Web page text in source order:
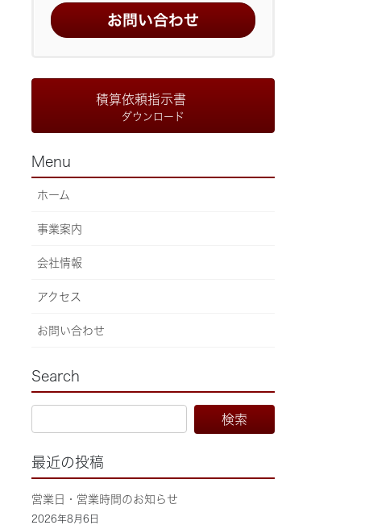
お問い合わせ
積算依頼指示書
ダウンロード
Menu
ホーム
事業案内
会社情報
アクセス
お問い合わせ
Search
最近の投稿
営業日・営業時間のお知らせ
2026年8月6日